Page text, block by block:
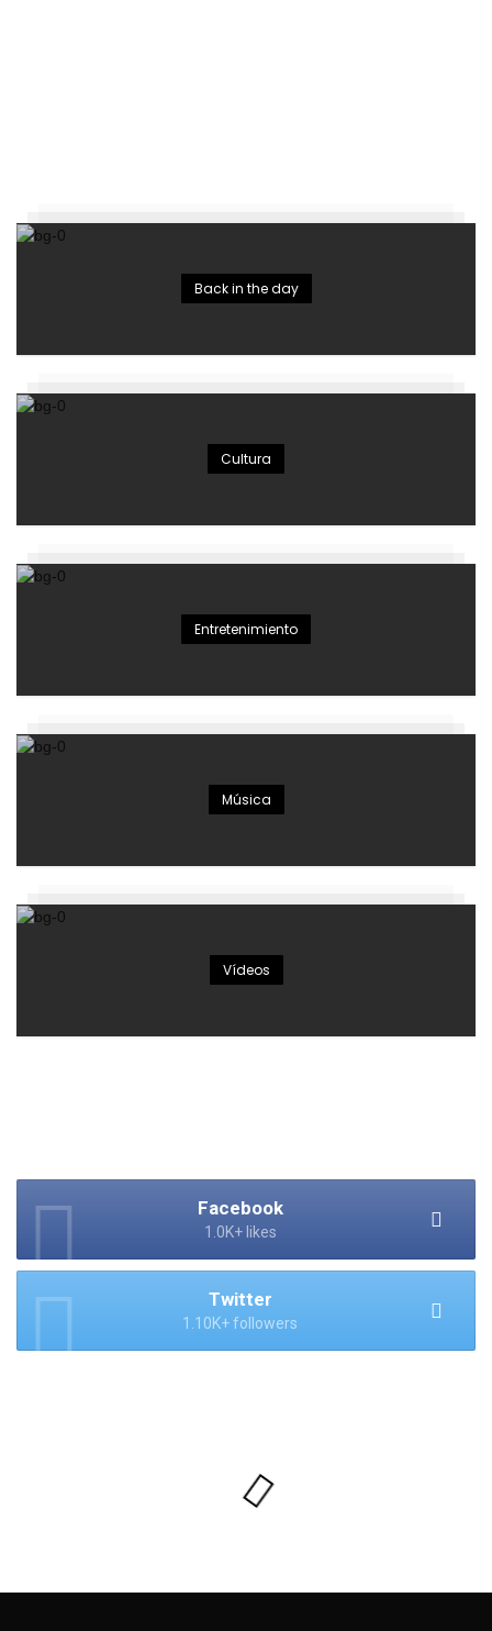
Back in the day
Cultura
Entretenimiento
Música
Vídeos
Facebook
1.0K+ likes
Twitter
1.10K+ followers